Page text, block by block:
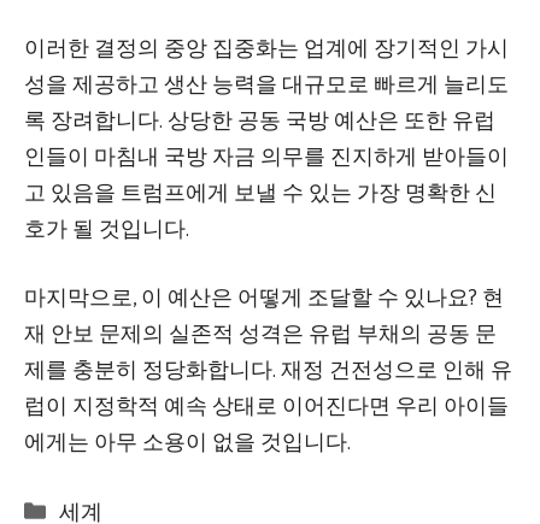
이러한 결정의 중앙 집중화는 업계에 장기적인 가시
성을 제공하고 생산 능력을 대규모로 빠르게 늘리도
록 장려합니다. 상당한 공동 국방 예산은 또한 유럽
인들이 마침내 국방 자금 의무를 진지하게 받아들이
고 있음을 트럼프에게 보낼 수 있는 가장 명확한 신
호가 될 것입니다.
마지막으로, 이 예산은 어떻게 조달할 수 있나요? 현
재 안보 문제의 실존적 성격은 유럽 부채의 공동 문
제를 충분히 정당화합니다. 재정 건전성으로 인해 유
럽이 지정학적 예속 상태로 이어진다면 우리 아이들
에게는 아무 소용이 없을 것입니다.
Categories
세계